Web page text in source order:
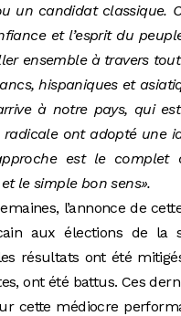
un candidat classique.
et l’esprit du
ensemble à travers
hispaniques et
à notre pays, qui
ont adopté une
est le
le simple bon sens».
l’annonce de
aux élections de la
résultats ont été
ont été battus. Ces
cette médiocre